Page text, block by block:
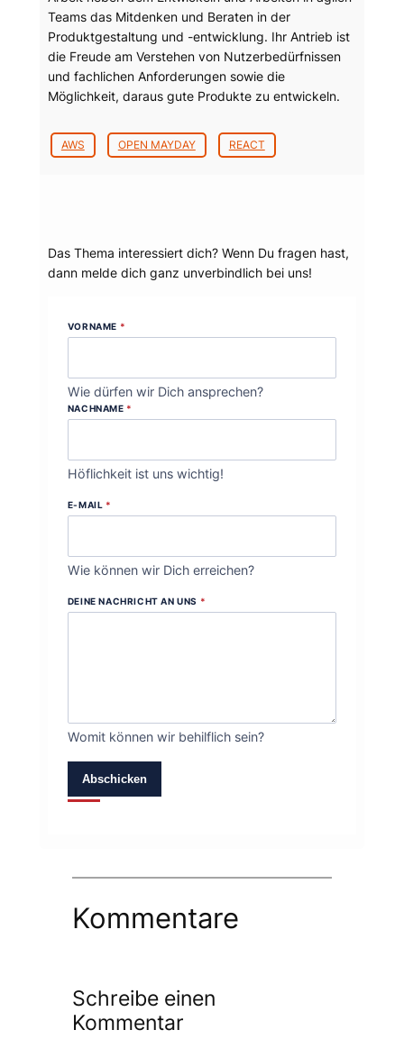
Teams das Mitdenken und Beraten in der
Produktgestaltung und -entwicklung. Ihr Antrieb ist
die Freude am Verstehen von Nutzerbedürfnissen
und fachlichen Anforderungen sowie die
Möglichkeit, daraus gute Produkte zu entwickeln.
AWS OPEN MAYDAY REACT
Das Thema interessiert dich? Wenn Du fragen hast,
dann melde dich ganz unverbindlich bei uns!
VORNAME *
Wie dürfen wir Dich ansprechen?
NACHNAME *
Höflichkeit ist uns wichtig!
E-MAIL *
Wie können wir Dich erreichen?
DEINE NACHRICHT AN UNS *
Womit können wir behilflich sein?
Abschicken
Kommentare
Schreibe einen
Kommentar